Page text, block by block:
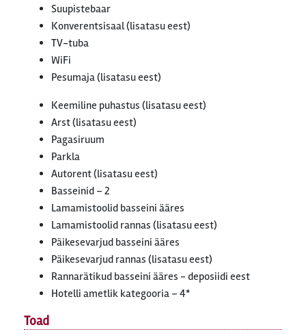
Suupistebaar
Konverentsisaal (lisatasu eest)
TV-tuba
WiFi
Pesumaja (lisatasu eest)
Keemiline puhastus (lisatasu eest)
Arst (lisatasu eest)
Pagasiruum
Parkla
Autorent (lisatasu eest)
Basseinid – 2
Lamamistoolid basseini ääres
Lamamistoolid rannas (lisatasu eest)
Päikesevarjud basseini ääres
Päikesevarjud rannas (lisatasu eest)
Rannarätikud basseini ääres - deposiidi eest
Hotelli ametlik kategooria – 4*
Toad